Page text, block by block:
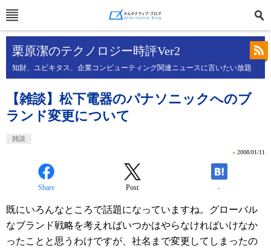
栗原潔のテクノロジー時評Ver2
知財、ユビキタス、企業コンピューティング関連ニュースに言いたい放題
【雑談】松下電器のパナソニックへのブ
ランド変更について
雑談
» 2008/01/11
Share Post -
既にいろんなところで話題になっていますね。グローバル
なブランド戦略を考えればいつかはやらなければいけなか
ったことと思うわけですが、社名まで変更してしまったの